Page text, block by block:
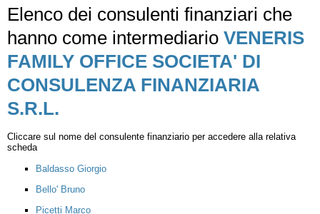
Elenco dei consulenti finanziari che
hanno come intermediario VENERIS
FAMILY OFFICE SOCIETA' DI
CONSULENZA FINANZIARIA
S.R.L.
Cliccare sul nome del consulente finanziario per accedere alla relativa
scheda
Baldasso Giorgio
Bello' Bruno
Picetti Marco